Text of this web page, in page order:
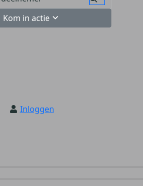
Kom in actie
Inloggen